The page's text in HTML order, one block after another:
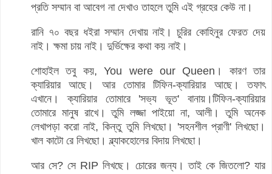
প্রতি সম্মান বা আবেগ না দেখাও তাহলে তুমি এই গ্রহের কেউ না।
রানি ৭০ বছর ধইরা সম্মান দেখায় নাই। চুরির কোহিনুর ফেরত দেয়
নাই। ক্ষমা চায় নাই। দুর্ভিক্ষের কথা কয় নাই।
শোহাইল তবু কয়, You were our Queen। কারণ তার
ক্যারিয়ার আছে। আর তোমার টিফিন-ক্যারিয়ার আছে। তফাৎ
এখানে। ক্যারিয়ার তোমারে 'সভ্য ভূত' বানায়।টিফিন-ক্যারিয়ার
তোমারে মানুষ রাখে। তুমি লজ্জা পাইয়ো না, আলী। তুমি অনেক
লেখাপড়া করো নাই, কিন্তু তুমি লিখছো। 'সহনশীল প্রাণী' লিখছো।
খাল কাটো রে লিখছো। ব্ল্যাকহোলের বিদায় লিখছো।
আর সে? সে RIP লিখছে। চোরের জন্য। তাই কে জিতলো? যার